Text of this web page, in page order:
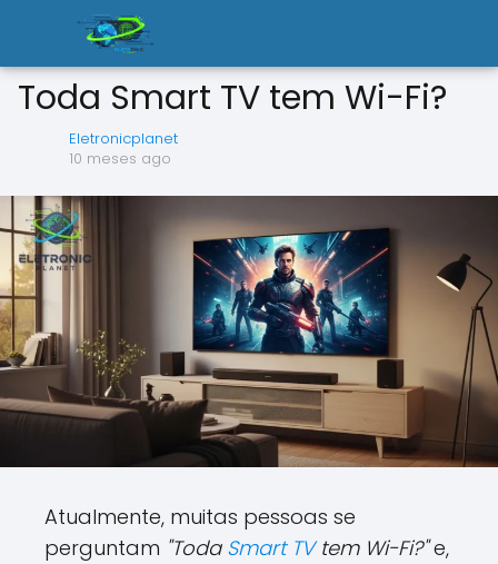
Toda Smart TV tem Wi-Fi?
Eletronicplanet
10 meses ago
Atualmente, muitas pessoas se
perguntam "Toda Smart TVtem Wi-Fi?"e,